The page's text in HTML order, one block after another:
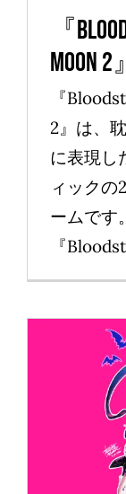
『
Moon
『
2』は、
に表現し
ィックの
ームです
『
『